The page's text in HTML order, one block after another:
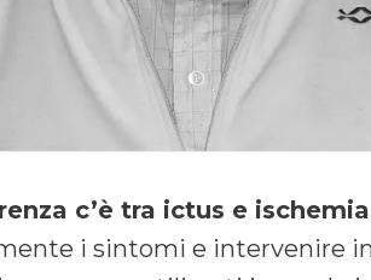
c’è tra ictus e ischemia
i sintomi e intervenire